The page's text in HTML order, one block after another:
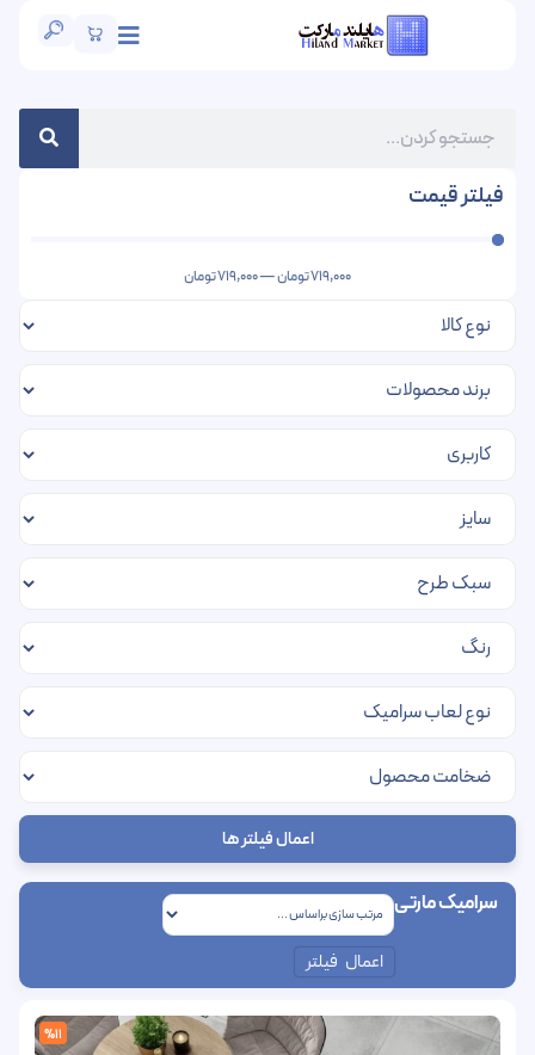
فیلتر قیمت
719,000تومان—
719,000تومان
اعمال فیلتر ها
سرامیک مارتی
اعمال فیلتر
%11